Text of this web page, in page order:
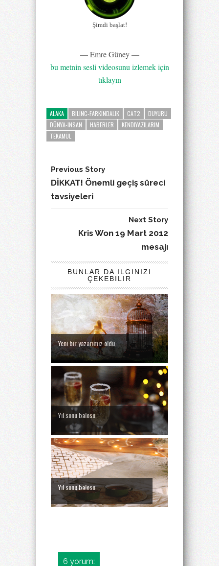
Şimdi başlat!
— Emre Güney —
bu metnin sesli videosunu izlemek için
tıklayın
ALAKA BILINC-FARKINDALIK CAT2
DUYURU
DÜNYA-INSAN
HABERLER
KENDIYAZILARIM
TEKAMÜL
Previous Story
DİKKAT! Önemli geçiş süreci
tavsiyeleri
Next Story
Kris Won 19 Mart 2012
mesajı
BUNLAR DA ILGINIZI
ÇEKEBILIR
Yeni bir yazarımız oldu
Yıl sonu balosu
Yıl sonu balosu
6 yorum: